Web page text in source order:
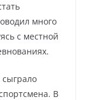
много
с местной
В